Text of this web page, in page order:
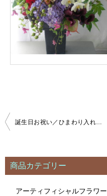
投
ビ
ゲ
ー
誕生日お祝い／ひまわり入れて a130722
商品カテゴリー
アーティフィシャルフラワ